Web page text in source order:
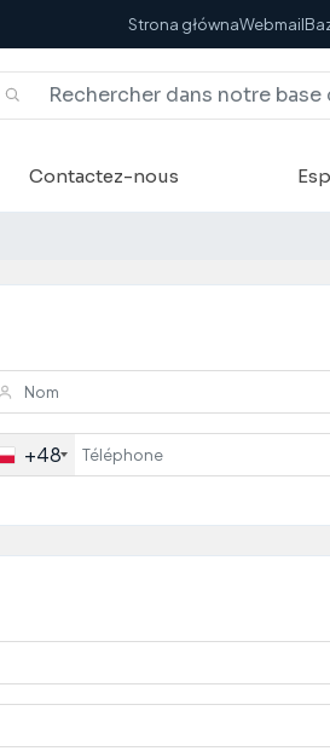
Strona głównaWebmail
Contactez-nous
+48